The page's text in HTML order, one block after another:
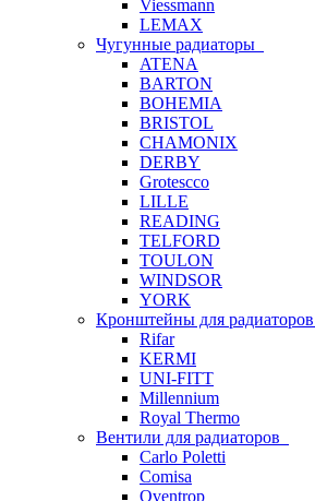
Viessmann
LEMAX
Чугунные радиаторы
ATENA
BARTON
BOHEMIA
BRISTOL
CHAMONIX
DERBY
Grotescco
LILLE
READING
TELFORD
TOULON
WINDSOR
YORK
Кронштейны для радиаторов
Rifar
KERMI
UNI-FITT
Millennium
Royal Thermo
Вентили для радиаторов
Carlo Poletti
Comisa
Oventrop